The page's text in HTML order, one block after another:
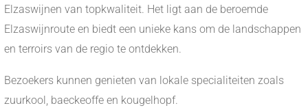
Elzaswijnen van topkwaliteit. Het ligt aan de beroemde
Elzaswijnroute en biedt een unieke kans om de landschappen
en terroirs van de regio te ontdekken.
Bezoekers kunnen genieten van lokale specialiteiten zoals
zuurkool, baeckeoffe en kougelhopf.